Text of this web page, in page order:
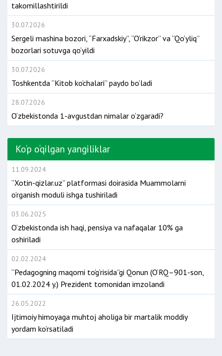
takomillashtirildi
30.07.2026
Sergeli mashina bozori, “Farxadskiy”, “O‘rikzor” va “Qo‘yliq”
bozorlari sotuvga qo‘yildi
30.07.2026
Toshkentda “Kitob ko‘chalari” paydo bo‘ladi
28.07.2026
O‘zbekistonda 1-avgustdan nimalar o‘zgaradi?
Ko‘p o‘qilgan yangiliklar
11.09.2024
“Xotin-qizlar.uz” platformasi doirasida Muammolarni
o‘rganish moduli ishga tushiriladi
03.06.2025
O‘zbekistonda ish haqi, pensiya va nafaqalar 10% ga
oshiriladi
02.02.2024
“Pedagogning maqomi to‘g‘risida”gi Qonun (O‘RQ–901-son,
01.02.2024 y.) Prezident tomonidan imzolandi
26.05.2022
Ijtimoiy himoyaga muhtoj aholiga bir martalik moddiy
yordam ko‘rsatiladi